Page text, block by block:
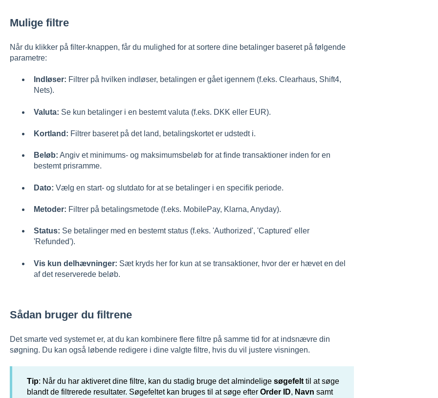
Mulige filtre
Når du klikker på filter-knappen, får du mulighed for at sortere dine betalinger baseret på følgende
parametre:
Indløser: Filtrer på hvilken indløser, betalingen er gået igennem (f.eks. Clearhaus, Shift4,
Nets).
Valuta: Se kun betalinger i en bestemt valuta (f.eks. DKK eller EUR).
Kortland: Filtrer baseret på det land, betalingskortet er udstedt i.
Beløb: Angiv et minimums- og maksimumsbeløb for at finde transaktioner inden for en
bestemt prisramme.
Dato: Vælg en start- og slutdato for at se betalinger i en specifik periode.
Metoder: Filtrer på betalingsmetode (f.eks. MobilePay, Klarna, Anyday).
Status: Se betalinger med en bestemt status (f.eks. 'Authorized', 'Captured' eller
'Refunded').
Vis kun delhævninger: Sæt kryds her for kun at se transaktioner, hvor der er hævet en del
af det reserverede beløb.
Sådan bruger du filtrene
Det smarte ved systemet er, at du kan kombinere flere filtre på samme tid for at indsnævre din
søgning. Du kan også løbende redigere i dine valgte filtre, hvis du vil justere visningen.
Tip: Når du har aktiveret dine filtre, kan du stadig bruge det almindelige søgefelttil at søge
blandt de filtrerede resultater. Søgefeltet kan bruges til at søge efter Order ID, Navn samt